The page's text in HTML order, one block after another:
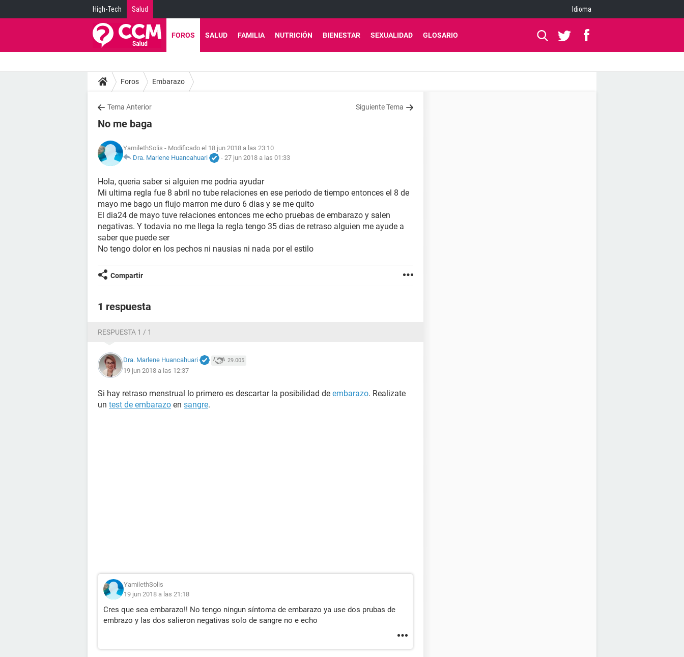
High-Tech Salud Idioma
FOROS SALUD FAMILIA NUTRICIÓN BIENESTAR SEXUALIDAD GLOSARIO
Foros Embarazo
Tema Anterior Siguiente Tema
No me baga
YamilethSolis - Modificado el 18 jun 2018 a las 23:10
Dra. Marlene Huancahuari
- 27 jun 2018 a las 01:33
Hola, queria saber si alguien me podria ayudar
Mi ultima regla fue 8 abril no tube relaciones en ese periodo de tiempo entonces el 8 de
mayo me bago un flujo marron me duro 6 dias y se me quito
El dia24 de mayo tuve relaciones entonces me echo pruebas de embarazo y salen
negativas. Y todavia no me llega la regla tengo 35 dias de retraso alguien me ayude a
saber que puede ser
No tengo dolor en los pechos ni nausias ni nada por el estilo
Compartir
1 respuesta
RESPUESTA 1 / 1
Dra. Marlene Huancahuari 29.005
19 jun 2018 a las 12:37
Si hay retraso menstrual lo primero es descartar la posibilidad de embarazo. Realizate
un test de embarazo en sangre.
YamilethSolis
19 jun 2018 a las 21:18
Cres que sea embarazo!! No tengo ningun síntoma de embarazo ya use dos prubas de
embrazo y las dos salieron negativas solo de sangre no e echo